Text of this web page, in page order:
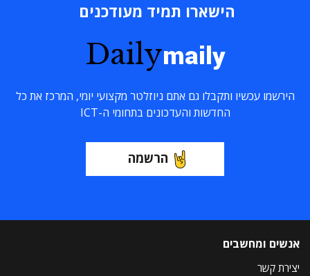
הישארו תמיד מעודכנים
Dailymaily
הירשמו עכשיו ותקבלו גם אתם ניוזלטר מקצועי יומי, המרכז את כל
החדשות והעדכונים בתחומי ה-ICT
הרשמה
אנשים ומחשבים
יצירת קשר